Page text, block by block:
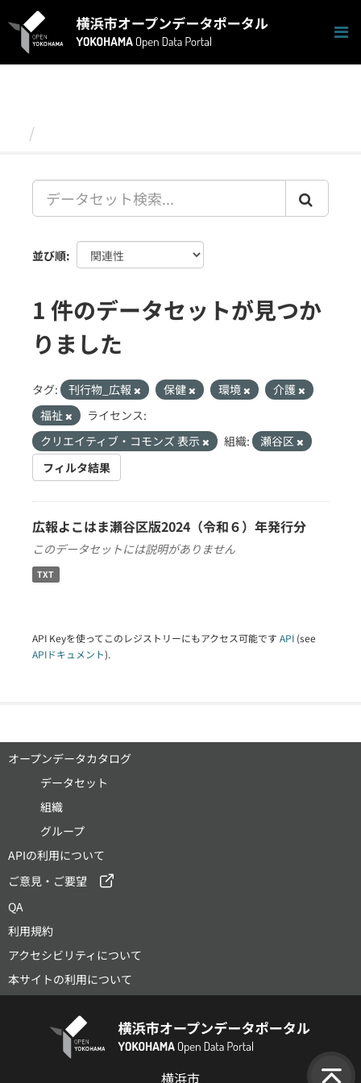
キ
並び順
1 件のデータセットが見つか
りました
タグ: 刊行物_広報 保健 環境
介護
福祉
ライセンス:
クリエイティブ・コモンズ 表示
組織:
瀬谷区
フィルタ結果
広報よこはま瀬谷区版2024（令和６）年発行分
このデータセットには説明がありません
TXT
API Keyを使ってこのレジストリーにもアクセス可能です API (see
APIドキュメント).
オープンデータカタログ
データセット
組織
グループ
APIの利用について
ご意見・ご要望
QA
利用規約
アクセシビリティについて
本サイトの利用について
横浜市